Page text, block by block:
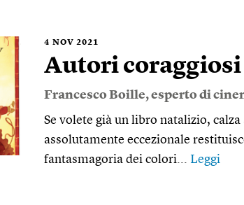
4 NOV 2021
Autori coraggiosi
Francesco Boille, esperto di
Se volete già un libro natalizio,
assolutamente eccezionale
fantasmagoria dei colori... Leggi